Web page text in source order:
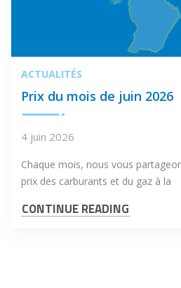
ACTUALITÉS
Prix du mois de juin 2026
4 juin 2026
Chaque mois, nous vous
prix des carburants et du gaz à la
CONTINUE READING